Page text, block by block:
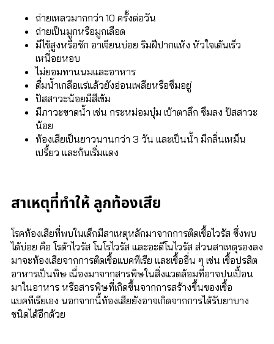
ถ่ายเหลวมากกว่า 10 ครั้งต่อวัน
ถ่ายเป็นมูกหรือมูกเลือด
มีไข้สูงหรือชัก อาเจียนบ่อย ริมฝีปากแห้ง หัวใจเต้นเร็ว
เหนื่อยหอบ
ไม่ยอมทานนมและอาหาร
ดื่มน้ำเกลือแร่แล้วยังอ่อนเพลียหรือซึมอยู่
ปัสสาวะน้อยมีสีเข้ม
มีภาวะขาดน้ำ เช่น กระหม่อมบุ๋ม เบ้าตาลึก ซึมลง ปัสสาวะ
น้อย
ท้องเสียเป็นยาวนานกว่า 3 วัน และเป็นน้ำ มีกลิ่นเหม็น
เปรี้ยว และก้นเริ่มแดง
สาเหตุที่ทำให้ ลูกท้องเสีย
โรคท้องเสียที่พบในเด็กมีสาเหตุหลักมาจากการติดเชื้อไวรัส ซึ่งพบ
ได้บ่อย คือ โรต้าไวรัส โนโรไวรัส และอะดีโนไวรัส ส่วนสาเหตุรองลง
มาจะท้องเสียจากการติดเชื้อแบคทีเรีย และเชื้ออื่น ๆ เช่น เชื้อปรสิต
อาหารเป็นพิษ เนื่องมาจากสารพิษในสิ่งแวดล้อมที่อาจปนเปื้อน
มาในอาหาร หรือสารพิษที่เกิดขึ้นจากการสร้างขึ้นของเชื้อ
แบคทีเรียเอง นอกจากนี้ท้องเสียยังอาจเกิดจากการได้รับยาบาง
ชนิดได้อีกด้วย